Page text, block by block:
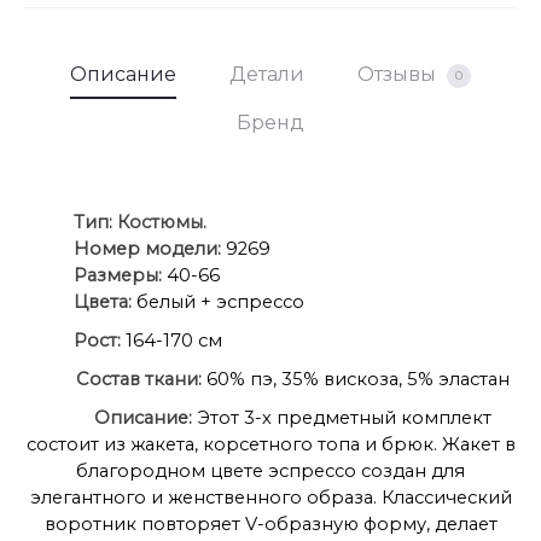
Описание Детали Отзывы 0
Бренд
Тип: Костюмы.
Номер модели: 9269
Размеры: 40-66
Цвета: белый + эспрессо
Рост: 164-170 см
Состав ткани:60% пэ, 35% вискоза, 5% эластан
Описание:Этот 3-х предметный комплект
состоит из жакета, корсетного топа и брюк. Жакет в
благородном цвете эспрессо создан для
элегантного и женственного образа. Классический
воротник повторяет V-образную форму, делает